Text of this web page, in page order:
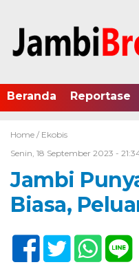
Beranda Reportase
Home / Ekobis
Senin, 18 September 2023 -
Jambi
Biasa,